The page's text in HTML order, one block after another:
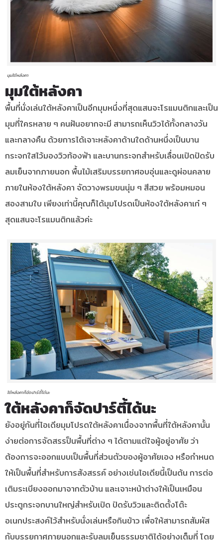
มุมใต้หลังคา
มุมใต้หลังคา
พื้นที่นั่งเล่นใต้หลังคาเป็นอีกมุมหนึ่งที่สุดแสนจะโรแมนติกและเป็น
มุมที่ใครหลาย ๆ คนฝันอยากจะมี สามารถเห็นวิวได้ทั้งกลางวัน
และกลางคืน ด้วยการได้เจาะหลังคาด้านใดด้านหนึ่งเป็นบาน
กระจกใสไว้มองวิวท้องฟ้า และบานกระจกสำหรับเลื่อนเปิดปิดรับ
ลมเย็นจากภายนอก พื้นไม้เสริมบรรยกาศอบอุ่นและดูผ่อนคลาย
ภายในห้องใต้หลังคา จัดวางพรมขนนุ่ม ๆ สีสวย พร้อมหมอน
สองสามใบ เพียงเท่านี้คุณก็ได้มุมโปรดเป็นห้องใต้หลังคาเก๋ ๆ
สุดแสนจะโรแมนติกแล้วค่ะ
ใต้หลังคาก็จัดปาร์ตี้ได้นะ
ใต้หลังคาก็จัดปาร์ตี้ได้นะ
ยังอยู่กันที่ไอเดียมุมโปรดใต้หลังคาเนื่องจากพื้นที่ใต้หลังคานั้น
ง่ายต่อการจัดสรรป็นพื้นที่ต่าง ๆ ได้ตามแต่ใจผู้อยู่อาศัย ว่า
ต้องการจะออกแบบเป็นพื้นที่ส่วนตัวของผู้อาศัยเอง หรือกำหนด
ให้เป็นพื้นที่สำหรับการสังสรรค์ อย่างเช่นไอเดียนี้เป็นต้น การต่อ
เติมระเบียงออกมาจากตัวบ้าน และเจาะหน้าต่างให้เป็นเหมือน
ประตูกระจกบานใหญ่สำหรับเปิด ปิดรับวิวและติดตั้งโต๊ะ
อเนกประสงค์ไว้สำหรับนั่งเล่นหรือกินข้าว เพื่อให้สามารถสัมผัส
กับบรรยกาศภายนอกและรับลมเย็นธรรมชาติได้อย่างเต็มที่ โดย